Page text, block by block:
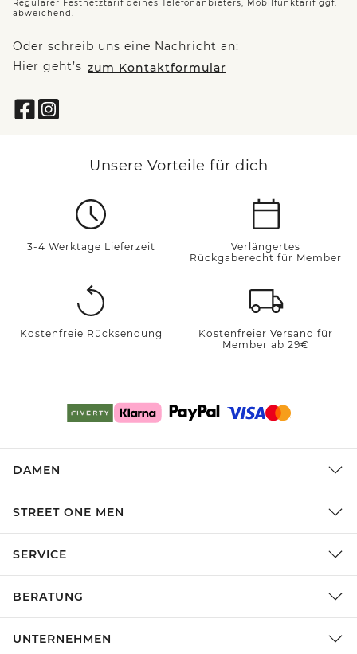
Regulärer Festnetztarif deines Telefonanbieters, Mobilfunktarif ggf.
abweichend.
Oder schreib uns eine Nachricht an:
Hier geht’s zum Kontaktformular
Unsere Vorteile für dich
3-4 Werktage Lieferzeit
Verlängertes
Rückgaberecht für Member
Kostenfreie Rücksendung
Kostenfreier Versand für
Member ab 29€
DAMEN
STREET ONE MEN
SERVICE
BERATUNG
UNTERNEHMEN